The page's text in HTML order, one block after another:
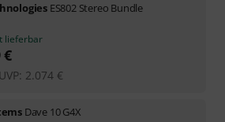
ES802 Stereo Bundle
lieferbar
€
UVP: 2.074 €
Dave 10 G4X